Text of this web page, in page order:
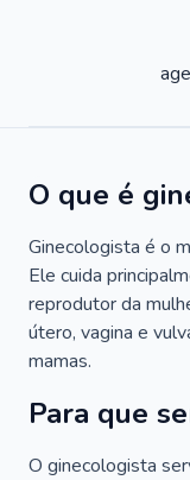
O que é
Ginecologista é o
Ele cuida
reprodutor da
útero, vagina e
mamas.
Para que
O ginecologista